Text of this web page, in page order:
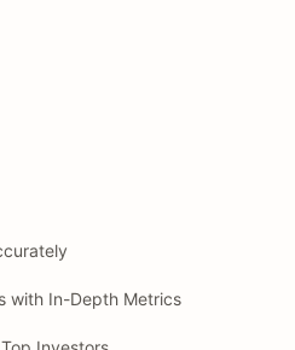
with In-Depth Metrics